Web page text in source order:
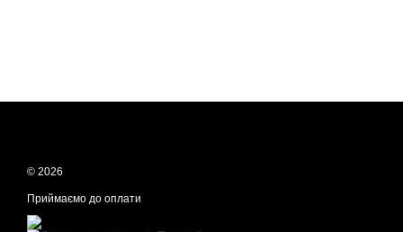
© 2026
Приймаємо до оплати